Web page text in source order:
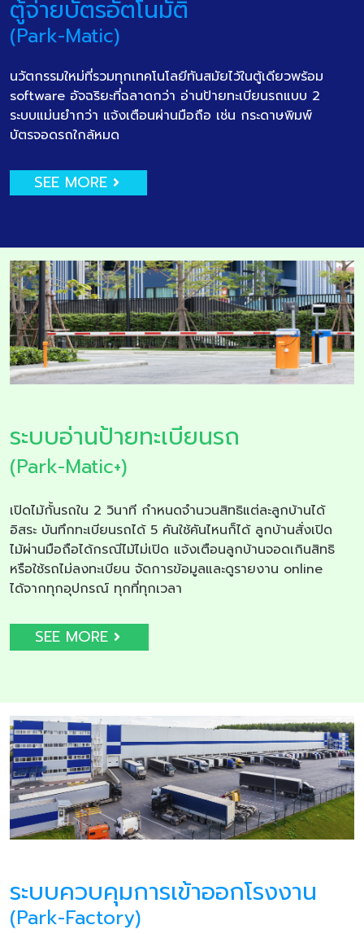
ตู้จ่ายบัตรอัตโนมัติ
(Park-Matic)
นวัตกรรมใหม่ที่รวมทุกเทคโนโลยีทันสมัยไว้ในตู้เดียวพร้อม
software อัจฉริยะที่ฉลาดกว่า อ่านป้ายทะเบียนรถแบบ 2
ระบบแม่นยำกว่า แจ้งเตือนผ่านมือถือ เช่น กระดาษพิมพ์
บัตรจอดรถใกล้หมด
SEE MORE
ระบบอ่านป้ายทะเบียนรถ
(Park-Matic+)
เปิดไม้กั้นรถใน 2 วินาที กำหนดจำนวนสิทธิแต่ละลูกบ้านได้
อิสระ บันทึกทะเบียนรถได้ 5 คันใช้คันไหนก็ได้ ลูกบ้านสั่งเปิด
ไม้ผ่านมือถือได้กรณีไม้ไม่เปิด แจ้งเตือนลูกบ้านจอดเกินสิทธิ
หรือใช้รถไม่ลงทะเบียน จัดการข้อมูลและดูรายงาน online
ได้จากทุกอุปกรณ์ ทุกที่ทุกเวลา
SEE MORE
ระบบควบคุมการเข้าออกโรงงาน
(Park-Factory)